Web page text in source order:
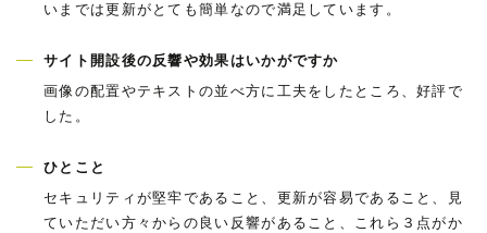
いまでは更新がとても簡単なので満足しています。
サイト開設後の反響や効果はいかがですか
画像の配置やテキストの並べ方に工夫をしたところ、好評で
した。
ひとこと
セキュリティが堅牢であること、更新が容易であること、見
ていただい方々からの良い反響があること、これら３点がか